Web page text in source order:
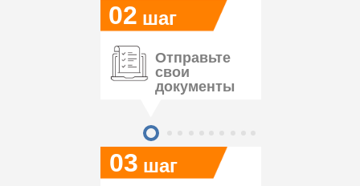
03
02 шаг
шаг
Отправьте
свои
документы